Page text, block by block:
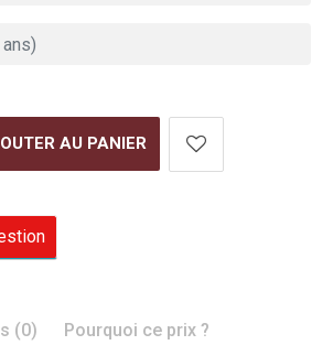
AU PANIER
(0) Pourquoi ce prix ?